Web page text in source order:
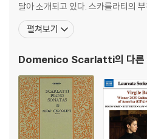
달아 소개되고 있다. 스카를라티의
라 작곡가인데, 나폴리 악파의 개조(
고 있으며, 스카를라티는 부친에게 음악
리에서 타계했는데, 그는 음악가였던
펼쳐보기
Domenico Scarlatti의 다른